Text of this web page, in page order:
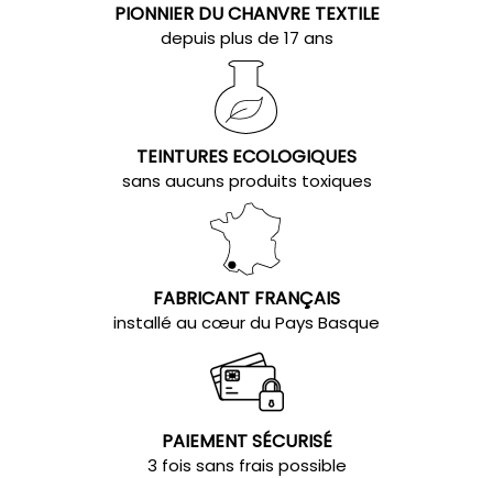
PIONNIER DU CHANVRE TEXTILE
depuis plus de 17 ans
TEINTURES ECOLOGIQUES
sans aucuns produits toxiques
FABRICANT FRANÇAIS
installé au cœur du Pays Basque
PAIEMENT SÉCURISÉ
3 fois sans frais possible